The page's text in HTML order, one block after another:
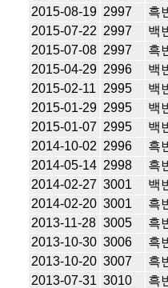
2015-08-19 2997 흑
2015-07-22 2997 백
2015-07-08 2997 흑
2015-04-29 2996 백
2015-02-11
2995 백
2015-01-29 2995 백
2015-01-07 2995 백
2014-10-02 2996 흑
2014-05-14 2998 흑
2014-02-27 3001 백
2014-02-20 3001 흑
2013-11-28 3005 흑
2013-10-30 3006 흑
2013-10-20 3007 흑
2013-07-31 3010 흑